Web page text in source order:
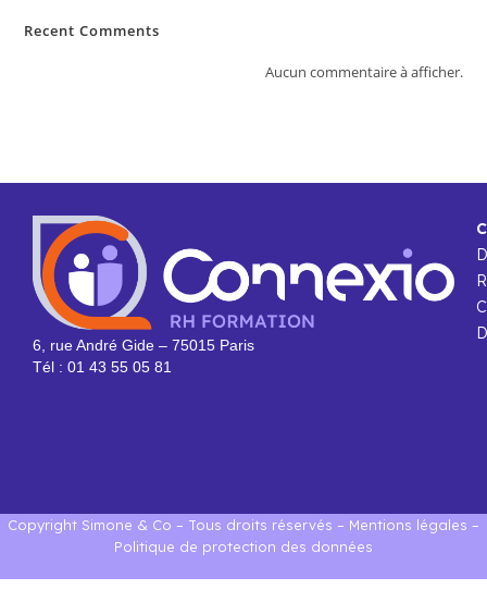
Recent Comments
Aucun commentaire à afficher.
6, rue André Gide – 75015 Paris
Tél : 01 43 55 05 81
Copyright Simone & Co – Tous droits réservés – Mentions légales –
Politique de protection des données